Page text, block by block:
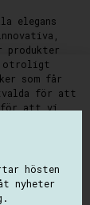
elegans
produkter
otroligt
som får
för att
för att vi
hösten
nyheter